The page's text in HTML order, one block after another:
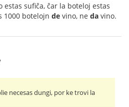
sufiĉa, ĉar la boteloj estas
1000 botelojn de vino, ne da vino.
necesas dungi, por ke trovi la